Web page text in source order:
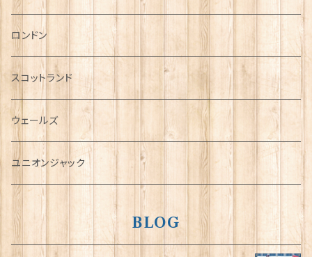
チャーム
犬グッズ
傘
指貫(シンブル)
ロンドン
スコットランド
ウェールズ
ユニオンジャック
BLOG